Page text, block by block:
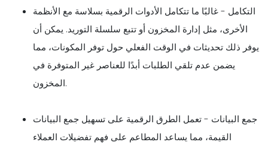
التكامل - غالبًا ما تتكامل الأدوات الرقمية بسلاسة مع الأنظمة
الأخرى، مثل إدارة المخزون أو تتبع سلسلة التوريد. يمكن أن
يوفر ذلك تحديثات في الوقت الفعلي حول توفر المكونات، مما
يضمن عدم تلقي الطلبات أبدًا للعناصر غير المتوفرة في
المخزون.
جمع البيانات - تعمل الطرق الرقمية على تسهيل جمع البيانات
القيمة، مما يساعد المطاعم على فهم تفضيلات العملاء